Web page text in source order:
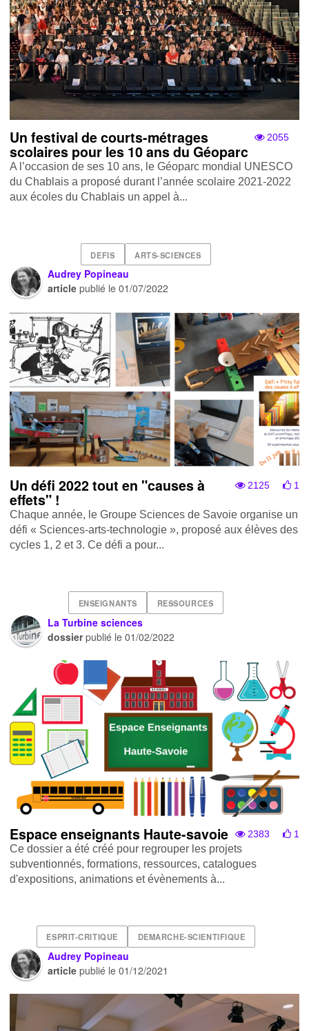
2055
Un festival de courts-métrages
scolaires pour les 10 ans du Géoparc
A l’occasion de ses 10 ans, le Géoparc mondial UNESCO
du Chablais a proposé durant l’année scolaire 2021-2022
aux écoles du Chablais un appel à...
DEFIS ARTS-SCIENCES
Audrey Popineau
article publié le01/07/2022
2125 1
Un défi 2022 tout en "causes à
effets" !
Chaque année, le Groupe Sciences de Savoie organise un
défi « Sciences-arts-technologie », proposé aux élèves des
cycles 1, 2 et 3. Ce défi a pour...
ENSEIGNANTS RESSOURCES
La Turbine sciences
dossierpublié le01/02/2022
2383 1
Espace enseignants Haute-savoie
Ce dossier a été créé pour regrouper les projets
subventionnés, formations, ressources, catalogues
d'expositions, animations et évènements à...
ESPRIT-CRITIQUE DEMARCHE-SCIENTIFIQUE
Audrey Popineau
article publié le01/12/2021